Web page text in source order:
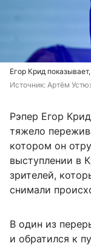
Егор Крид
Источник: Артём
Рэпер Егор
тяжело
котором он
выступлении в
зрителей,
снимали
В один из
и обратился к